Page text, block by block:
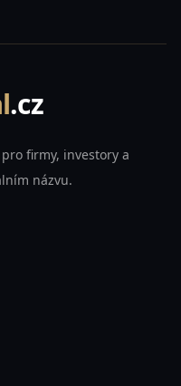
.cz
firmy, investory a
názvu.